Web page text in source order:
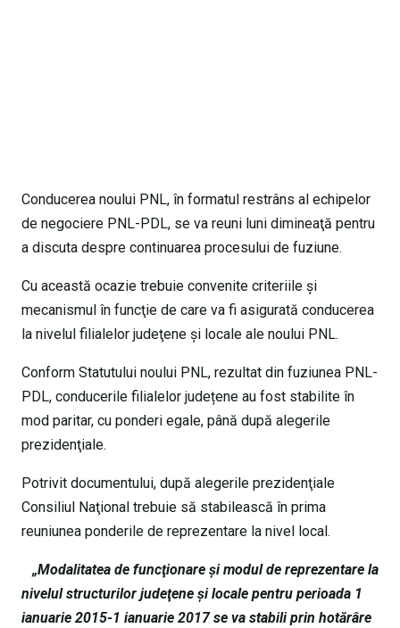
Conducerea noului PNL, în formatul restrâns al echipelor
de negociere PNL-PDL, se va reuni luni dimineaţă pentru
a discuta despre continuarea procesului de fuziune.
Cu această ocazie trebuie convenite criteriile şi
mecanismul în funcţie de care va fi asigurată conducerea
la nivelul filialelor judeţene şi locale ale noului PNL.
Conform Statutului noului PNL, rezultat din fuziunea PNL-
PDL, conducerile filialelor județene au fost stabilite în
mod paritar, cu ponderi egale, până după alegerile
prezidenţiale.
Potrivit documentului, după alegerile prezidenţiale
Consiliul Naţional trebuie să stabilească în prima
reuniunea ponderile de reprezentare la nivel local.
„Modalitatea de funcţionare şi modul de reprezentare la
nivelul structurilor judeţene şi locale pentru perioada 1
ianuarie 2015-1 ianuarie 2017 se va stabili prin hotărâre